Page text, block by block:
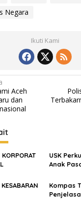
Negara
Ikuti Kami
Aceh
dan
USK
Anak
Kompas